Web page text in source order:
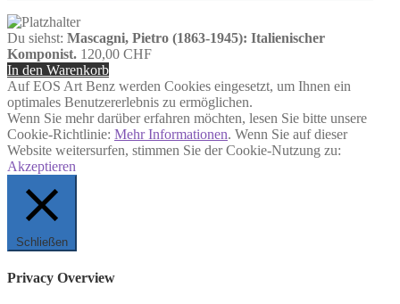
Du siehst: Mascagni, Pietro (1863-1945): Italienischer
Komponist. 120,00 CHF
In den Warenkorb
Auf EOS Art Benz werden Cookies eingesetzt, um Ihnen ein
optimales Benutzererlebnis zu ermöglichen.
Wenn Sie mehr darüber erfahren möchten, lesen Sie bitte unsere
Cookie-Richtlinie: Mehr Informationen. Wenn Sie auf dieser
Website weitersurfen, stimmen Sie der Cookie-Nutzung zu:
Akzeptieren
Schließen
Privacy Overview